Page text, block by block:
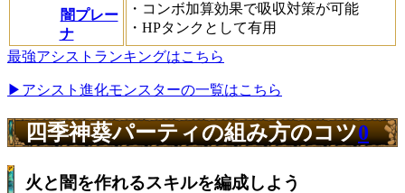
闇プレー
ナ
・コンボ加算効果で吸収対策が可能
・HPタンクとして有用
最強アシストランキングはこちら
▶アシスト進化モンスターの一覧はこちら
四季神葵パーティの組み方のコツ0
火と闇を作れるスキルを編成しよう